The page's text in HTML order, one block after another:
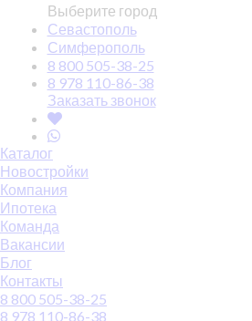
Выберите город
Севастополь
Симферополь
8 800 505-38-25
8 978 110-86-38
Заказать звонок
Каталог
Новостройки
Компания
Ипотека
Команда
Вакансии
Блог
Контакты
8 800 505-38-25
8 978 110-86-38